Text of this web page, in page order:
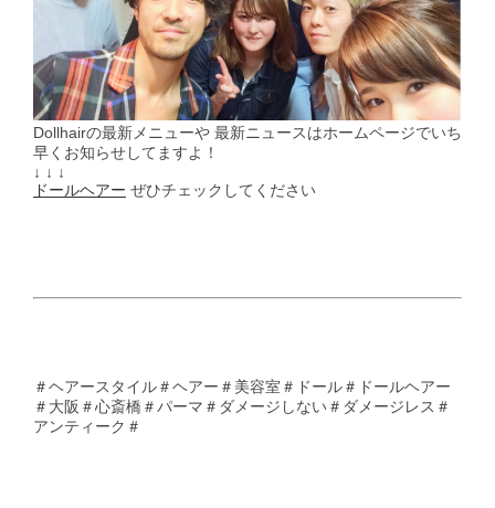
Dollhairの最新メニューや 最新ニュースはホームページでいち
早くお知らせしてますよ！
↓ ↓ ↓
ドールヘアー ぜひチェックしてください
＃ヘアースタイル＃ヘアー＃美容室＃ドール＃ドールヘアー
＃大阪＃心斎橋＃パーマ＃ダメージしない＃ダメージレス＃
アンティーク＃